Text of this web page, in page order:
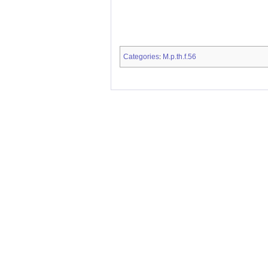
Categories: M.p.th.f.56